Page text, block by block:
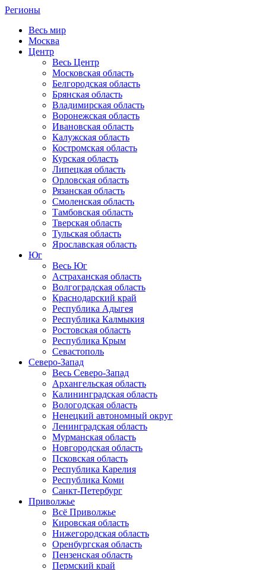
Регионы
Весь мир
Москва
Центр
Весь Центр
Московская область
Белгородская область
Брянская область
Владимирская область
Воронежская область
Ивановская область
Калужская область
Костромская область
Курская область
Липецкая область
Орловская область
Рязанская область
Смоленская область
Тамбовская область
Тверская область
Тульская область
Ярославская область
Юг
Весь Юг
Астраханская область
Волгоградская область
Краснодарский край
Республика Адыгея
Республика Калмыкия
Ростовская область
Республика Крым
Севастополь
Северо-Запад
Весь Северо-Запад
Архангельская область
Калининградская область
Вологодская область
Ненецкий автономный округ
Ленинградская область
Мурманская область
Новгородская область
Псковская область
Республика Карелия
Республика Коми
Санкт-Петербург
Приволжье
Всё Приволжье
Кировская область
Нижегородская область
Оренбургская область
Пензенская область
Пермский край